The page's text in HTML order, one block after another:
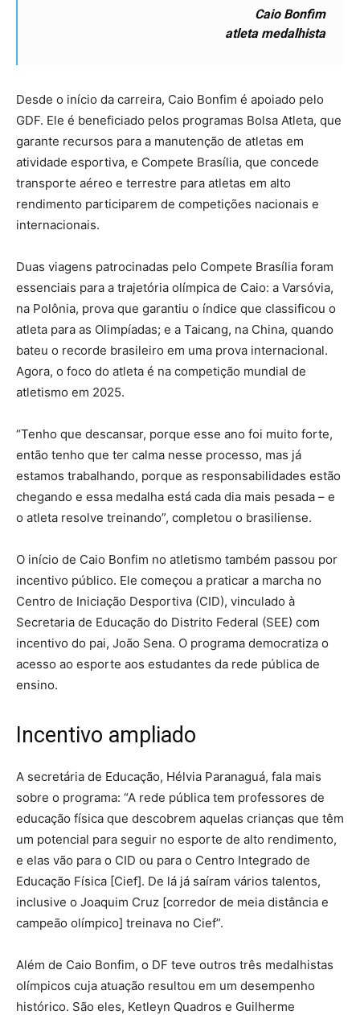
Caio Bonfim
atleta medalhista
Desde o início da carreira, Caio Bonfim é apoiado pelo
GDF. Ele é beneficiado pelos programas Bolsa Atleta, que
garante recursos para a manutenção de atletas em
atividade esportiva, e Compete Brasília, que concede
transporte aéreo e terrestre para atletas em alto
rendimento participarem de competições nacionais e
internacionais.
Duas viagens patrocinadas pelo Compete Brasília foram
essenciais para a trajetória olímpica de Caio: a Varsóvia,
na Polônia, prova que garantiu o índice que classificou o
atleta para as Olimpíadas; e a Taicang, na China, quando
bateu o recorde brasileiro em uma prova internacional.
Agora, o foco do atleta é na competição mundial de
atletismo em 2025.
“Tenho que descansar, porque esse ano foi muito forte,
então tenho que ter calma nesse processo, mas já
estamos trabalhando, porque as responsabilidades estão
chegando e essa medalha está cada dia mais pesada – e
o atleta resolve treinando”, completou o brasiliense.
O início de Caio Bonfim no atletismo também passou por
incentivo público. Ele começou a praticar a marcha no
Centro de Iniciação Desportiva (CID), vinculado à
Secretaria de Educação do Distrito Federal (SEE) com
incentivo do pai, João Sena. O programa democratiza o
acesso ao esporte aos estudantes da rede pública de
ensino.
Incentivo ampliado
A secretária de Educação, Hélvia Paranaguá, fala mais
sobre o programa: “A rede pública tem professores de
educação física que descobrem aquelas crianças que têm
um potencial para seguir no esporte de alto rendimento,
e elas vão para o CID ou para o Centro Integrado de
Educação Física [Cief]. De lá já saíram vários talentos,
inclusive o Joaquim Cruz [corredor de meia distância e
campeão olímpico] treinava no Cief”.
Além de Caio Bonfim, o DF teve outros três medalhistas
olímpicos cuja atuação resultou em um desempenho
histórico. São eles, Ketleyn Quadros e Guilherme